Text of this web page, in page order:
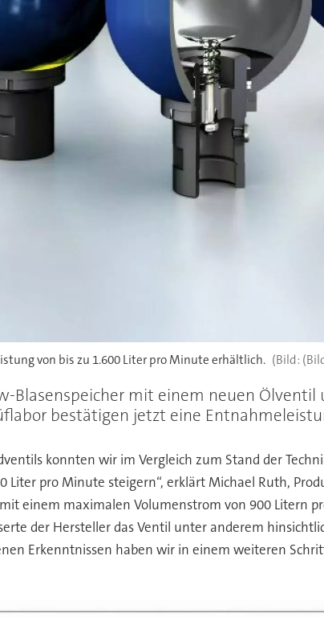
von bis zu 1.600 Liter pro Minute erhältlich.
Blasenspeicher mit einem neuen
bestätigen jetzt eine
konnten wir im Vergleich zum Stand der
pro Minute steigern“, erklärt Michael Ruth,
einem maximalen Volumenstrom von 900 Litern
der Hersteller das Ventil unter anderem
Erkenntnissen haben wir in einem weiteren